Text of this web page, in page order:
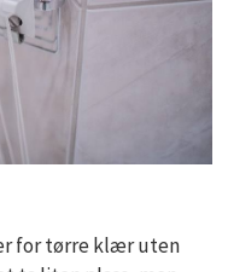
for tørre klær uten